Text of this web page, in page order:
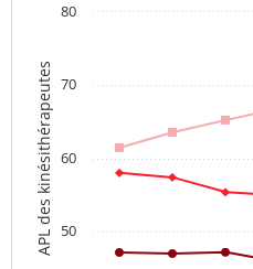
APL des kinésithérapeutes 50
60
70
80